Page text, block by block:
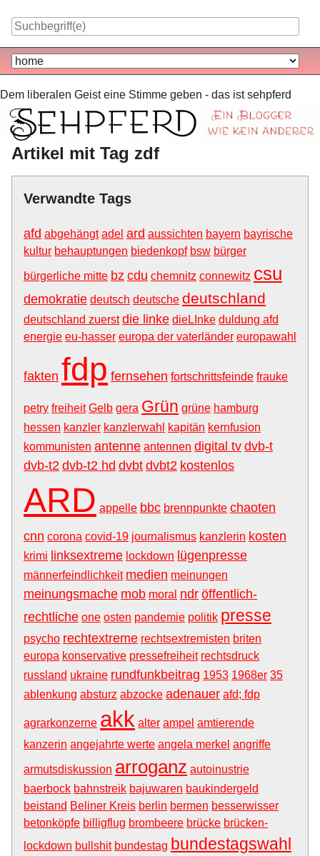
Navigation
Dem liberalen Geist eine Stimme geben - das ist sehpferd
Artikel mit Tag zdf
Verwandte Tags
afd abgehängt adel ard aussichten bayern bayrische
kultur behauptungen biedenkopf bsw bürger
bürgerliche mitte bzcdu chemnitz connewitz csu
demokratie deutsch deutsche deutschland
deutschland zuerst die linke dieLInke duldung afd
energie eu-hasser europa der vaterländer europawahl
fakten fdp fernsehen fortschrittsfeinde frauke
petry freiheit Gelb gera Grün grüne hamburg
hessen kanzler kanzlerwahl kapitän kernfusion
kommunisten antenne antennen digital tvdvb-t
dvb-t2dvb-t2 hd dvbtdvbt2 kostenlos
ARD appelle bbc brennpunkte chaoten
cnn corona covid-19 journalismus kanzlerin kosten
krimi linksextreme lockdown lügenpresse
männerfeindlichkeit medien meinungen
meinungsmache mob moral ndröffentlich-
rechtliche one osten pandemie politik presse
psycho rechtextreme rechtsextremisten briten
europa konservative pressefreiheit rechtsdruck
russland ukraine rundfunkbeitrag 1953 1968er 35
ablenkung absturz abzocke adenauer afd; fdp
agrarkonzerne akk alter ampel amtierende
kanzerin angejahrte werte angela merkel angriffe
armutsdiskussion arroganz autoinustrie
baerbock bahnstreik bajuwaren baukindergeld
beistand Beliner Kreis berlin bermen besserwisser
betonköpfe billigflug brombeere brücke brücken-
lockdown bullshit bundestag bundestagswahl